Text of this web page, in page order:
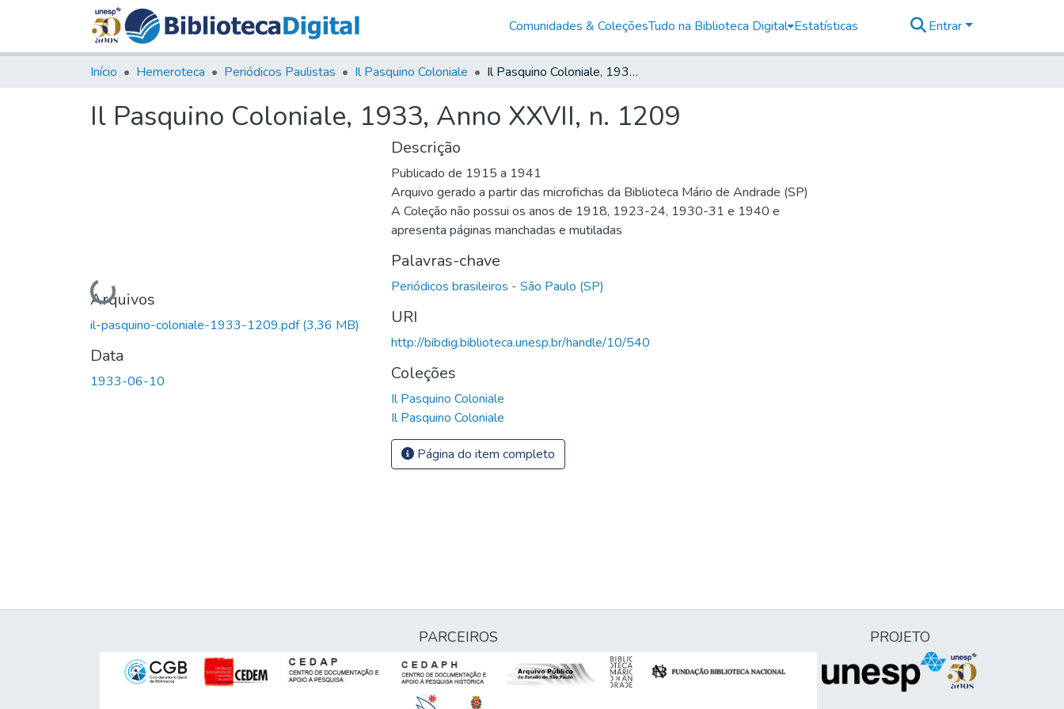
Comunidades & ColeçõesTudo na Biblioteca Digital Estatísticas Entrar
Início Hemeroteca Periódicos Paulistas Il Pasquino Coloniale Il Pasquino Coloniale, 1933, Anno XXVII, n. 1209
Il Pasquino Coloniale, 1933, Anno XXVII, n. 1209
Carregando...
Arquivos
il-pasquino-coloniale-1933-1209.pdf(3,36 MB)
Data
1933-06-10
Descrição
Publicado de 1915 a 1941
Arquivo gerado a partir das microfichas da Biblioteca Mário de Andrade (SP)
A Coleção não possui os anos de 1918, 1923-24, 1930-31 e 1940 e
apresenta páginas manchadas e mutiladas
Palavras-chave
Periódicos brasileiros - São Paulo (SP)
URI
http://bibdig.biblioteca.unesp.br/handle/10/540
Coleções
Il Pasquino Coloniale
Il Pasquino Coloniale
Página do item completo
PARCEIROS PROJETO